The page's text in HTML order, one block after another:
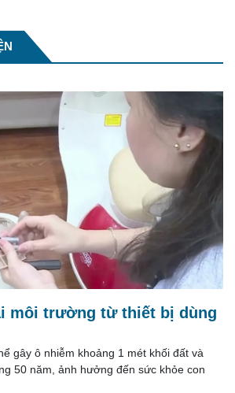
môi trường từ thiết bị dùng
gây ô nhiễm khoảng 1 mét khối đất và
50 năm, ảnh hưởng đến sức khỏe con
hợp về module xử lý nước thải
xử lý nước thải là hệ thống tích hợp
lắng và công nghệ xử lý nước thải
các công nghệ xử lý nước thải, bể lắng
vai trò ...
cứng và làm mềm nước cứng
là tài nguyên thiết yếu cho mọi hoạt động
và sản ...
lý nước thải ứng dụng vật liệu mang vi
EBB
là một khối vật liệu sinh học tổng hợp xốp,
vệ môi trường đối với nước thải công
được tính theo tổng lượng ...